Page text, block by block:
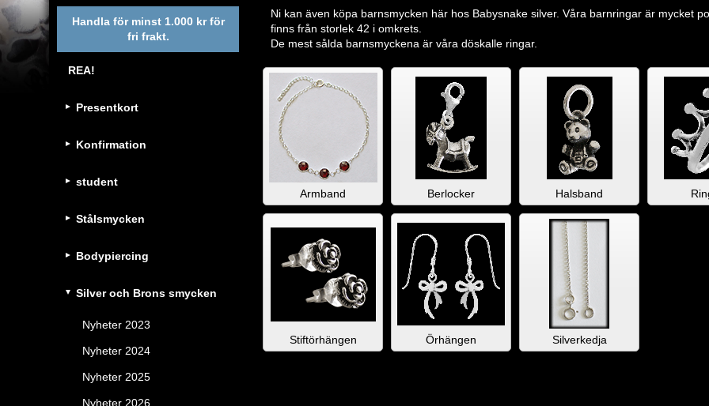
Handla för minst 1.000 kr för
fri frakt.
REA!
Presentkort
Konfirmation
student
Stålsmycken
Bodypiercing
Silver och Brons smycken
Nyheter 2023
Nyheter 2024
Nyheter 2025
Nyheter 2026
Ni kan även köpa barnsmycken här hos Babysnake silver. Våra barnringar är mycket
finns från storlek 42 i omkrets.
De mest sålda barnsmyckena är våra döskalle ringar.
Armband Berlocker Halsband
Stiftörhängen Örhängen Silverkedja